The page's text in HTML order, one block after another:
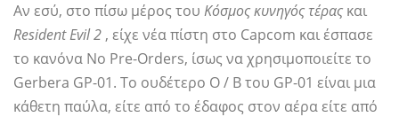
Αν εσύ, στο πίσω μέρος του Κόσμος κυνηγός τέρας και
Resident Evil 2 , είχε νέα πίστη στο Capcom και έσπασε
το κανόνα No Pre-Orders, ίσως να χρησιμοποιείτε το
Gerbera GP-01. Το ουδέτερο O / B του GP-01 είναι μια
κάθετη παύλα, είτε από το έδαφος στον αέρα είτε από